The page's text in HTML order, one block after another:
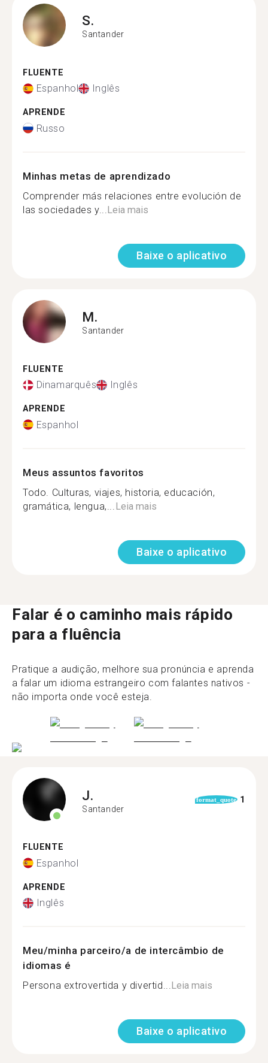
S.
Santander
FLUENTE
Espanhol Inglês
APRENDE
Russo
Minhas metas de aprendizado
Comprender más relaciones entre evolución de
las sociedades y... Leia mais
Baixe o aplicativo
M.
Santander
FLUENTE
Dinamarquês Inglês
APRENDE
Espanhol
Meus assuntos favoritos
Todo. Culturas, viajes, historia, educación,
gramática, lengua,... Leia mais
Baixe o aplicativo
Falar é o caminho mais rápido
para a fluência
Pratique a audição, melhore sua pronúncia e aprenda
a falar um idioma estrangeiro com falantes nativos -
não importa onde você esteja.
J.
Santander
format_quote 1
FLUENTE
Espanhol
APRENDE
Inglês
Meu/minha parceiro/a de intercâmbio de
idiomas é
Persona extrovertida y divertid...Leia mais
Baixe o aplicativo